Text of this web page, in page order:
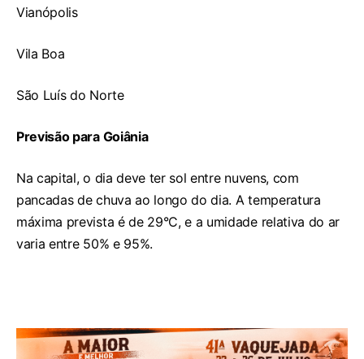
Vianópolis
Vila Boa
São Luís do Norte
Previsão para Goiânia
Na capital, o dia deve ter sol entre nuvens, com
pancadas de chuva ao longo do dia. A temperatura
máxima prevista é de 29°C, e a umidade relativa do ar
varia entre 50% e 95%.